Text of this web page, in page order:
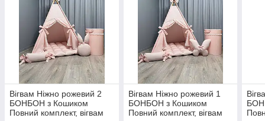
Вігвам Ніжно рожевий 2
БОНБОН з Кошиком
Повний комплект, вігвам
Вігвам Ніжно рожевий 1
БОНБОН з Кошиком
Повний комплект, вігвам